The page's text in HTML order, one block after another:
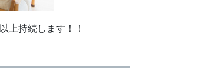
上持続します！！